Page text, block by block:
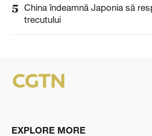
5 China îndeamnă Japonia să
trecutului
EXPLORE MORE